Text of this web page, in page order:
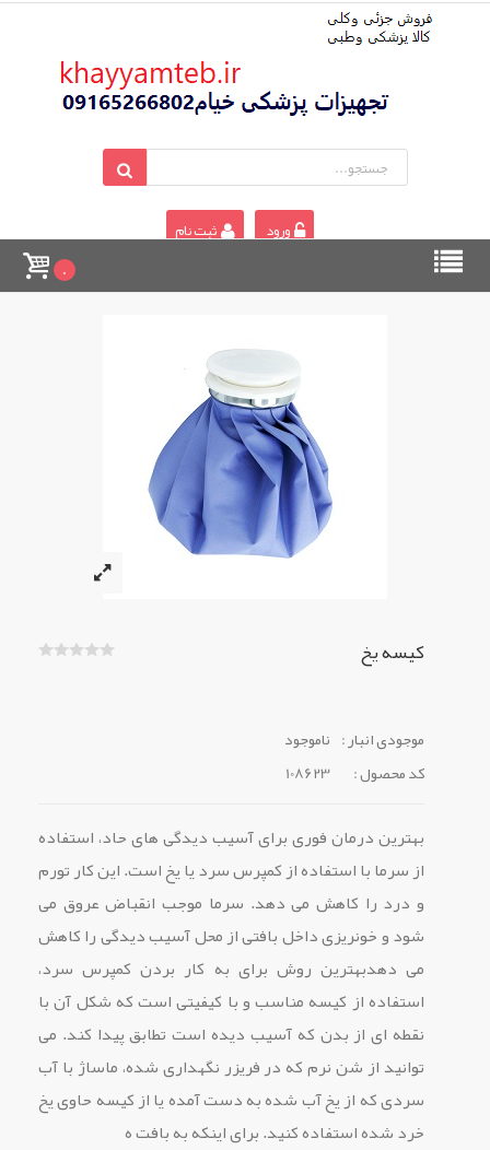
ورود ثبت نام
0
کیسه یخ
موجودی انبار : ناموجود
کد محصول :
108623
بهترین درمان فوری برای آسیب دیدگی های حاد، استفاده
از سرما با استفاده از کمپرس سرد یا یخ است. این کار تورم
و درد را کاهش می دهد. سرما موجب انقباض عروق می
شود و خونریزی داخل بافتی از محل آسیب دیدگی را کاهش
می دهدبهترین روش برای به کار بردن کمپرس سرد،
استفاده از کیسه مناسب و با کیفیتی است که شکل آن با
نقطه ای از بدن که آسیب دیده است تطابق پیدا کند. می
توانید از شن نرم که در فریزر نگهداری شده، ماساژ با آب
سردی که از یخ آب شده به دست آمده یا از کیسه حاوی یخ
خرد شده استفاده کنید. برای اینکه به بافت ه